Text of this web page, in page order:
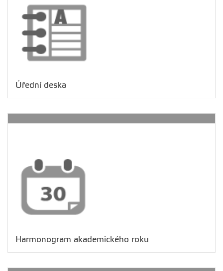
Úřední deska
Harmonogram akademického roku